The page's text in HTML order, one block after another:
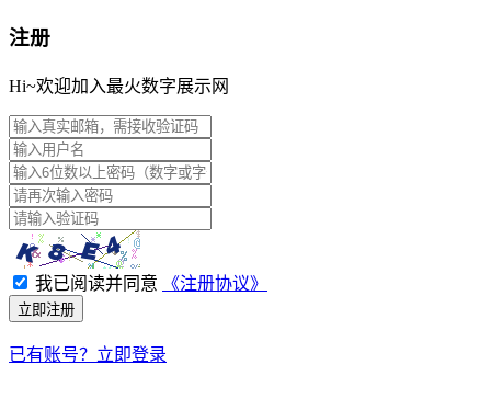
注册
Hi~欢迎加入最火数字展示网
我已阅读并同意 《注册协议》
立即注册
已有账号？立即登录